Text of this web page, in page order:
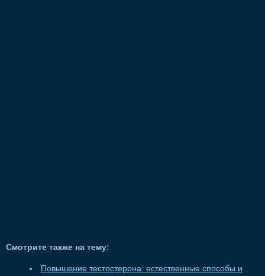
Смотрите также на тему:
Повышение тестостерона: естественные способы и